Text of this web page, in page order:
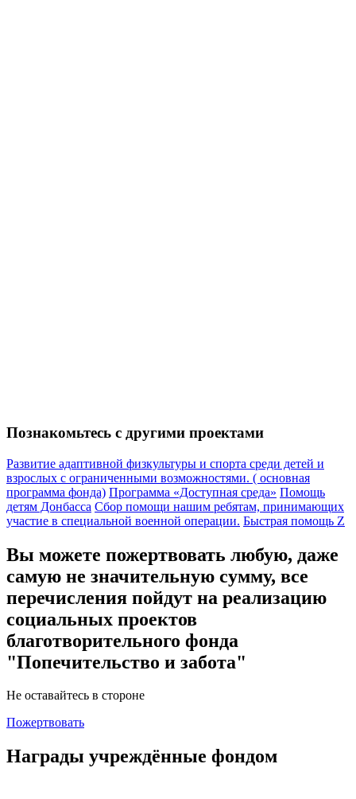
Познакомьтесь с другими проектами
Развитие адаптивной физкультуры и спорта среди детей и
взрослых с ограниченными возможностями. ( основная
программа фонда) Программа «Доступная среда» Помощь
детям Донбасса Сбор помощи нашим ребятам, принимающих
участие в специальной военной операции. Быстрая помощь Z
Вы можете пожертвовать любую, даже
самую не значительную сумму, все
перечисления пойдут на реализацию
социальных проектов
благотворительного фонда
"Попечительство и забота"
Не оставайтесь в стороне
Пожертвовать
Награды учреждённые фондом